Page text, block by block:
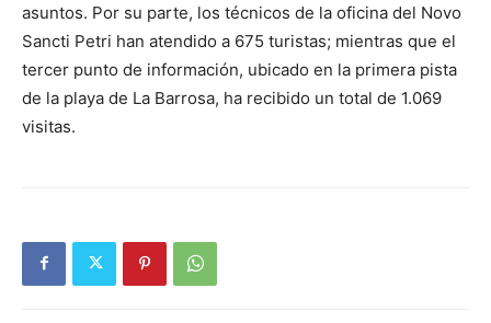
asuntos. Por su parte, los técnicos de la oficina del Novo
Sancti Petri han atendido a 675 turistas; mientras que el
tercer punto de información, ubicado en la primera pista
de la playa de La Barrosa, ha recibido un total de 1.069
visitas.